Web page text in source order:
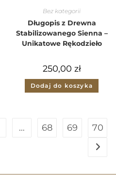
Bez kategorii
Długopis z Drewna
Stabilizowanego Sienna –
Unikatowe Rękodzieło
250,00 zł
Dodaj do koszyka
… 68 69 70